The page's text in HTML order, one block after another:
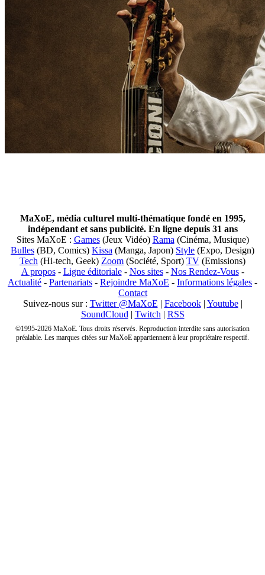
MaXoE, média culturel multi-thématique fondé en 1995,
indépendant et sans publicité. En ligne depuis 31 ans
Sites MaXoE : Games(Jeux Vidéo) Rama (Cinéma, Musique)
Bulles (BD, Comics) Kissa (Manga, Japon) Style (Expo, Design)
Tech (Hi-tech, Geek) Zoom (Société, Sport) TV (Emissions)
A propos- Ligne éditoriale- Nos sites- Nos Rendez-Vous-
Actualité - Partenariats - Rejoindre MaXoE - Informations légales -
Contact
Suivez-nous sur : Twitter @MaXoE | Facebook| Youtube|
SoundCloud | Twitch | RSS
©1995-2026 MaXoE. Tous droits réservés. Reproduction interdite sans autorisation
préalable. Les marques citées sur MaXoE appartiennent à leur propriétaire respectif.